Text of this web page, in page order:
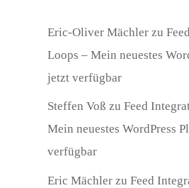
Eric-Oliver Mächler zu
Loops – Mein neuestes
jetzt verfügbar
Steffen Voß zuFeed
Mein neuestes WordPress
verfügbar
Eric Mächler zuFeed